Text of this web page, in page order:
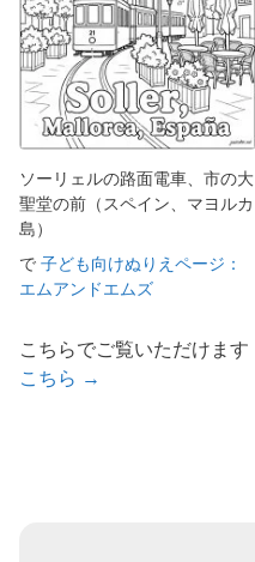
ソーリェルの路面電車、市の大
聖堂の前（スペイン、マヨルカ
島）
で 子ども向けぬりえページ：
エムアンドエムズ
こちらでご覧いただけます
こちら →